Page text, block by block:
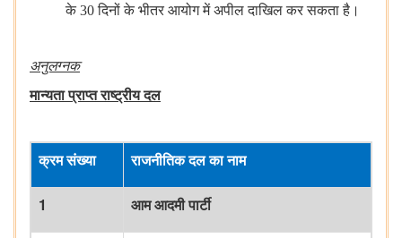
के30दिनों के भीतर आयोग में अपील दाखिल कर सकता है।
अनुलग्नक
मान्यता प्राप्त राष्ट्रीय दल
क्रम संख्या राजनीतिक दल का नाम
1 आम आदमी पार्टी